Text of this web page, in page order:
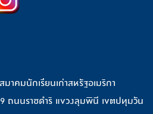
าคมนักเรียนเก่าสหรัฐอเมริกา
ถนนราชดำริ แขวงลุมพินี เขตปทุมวัน